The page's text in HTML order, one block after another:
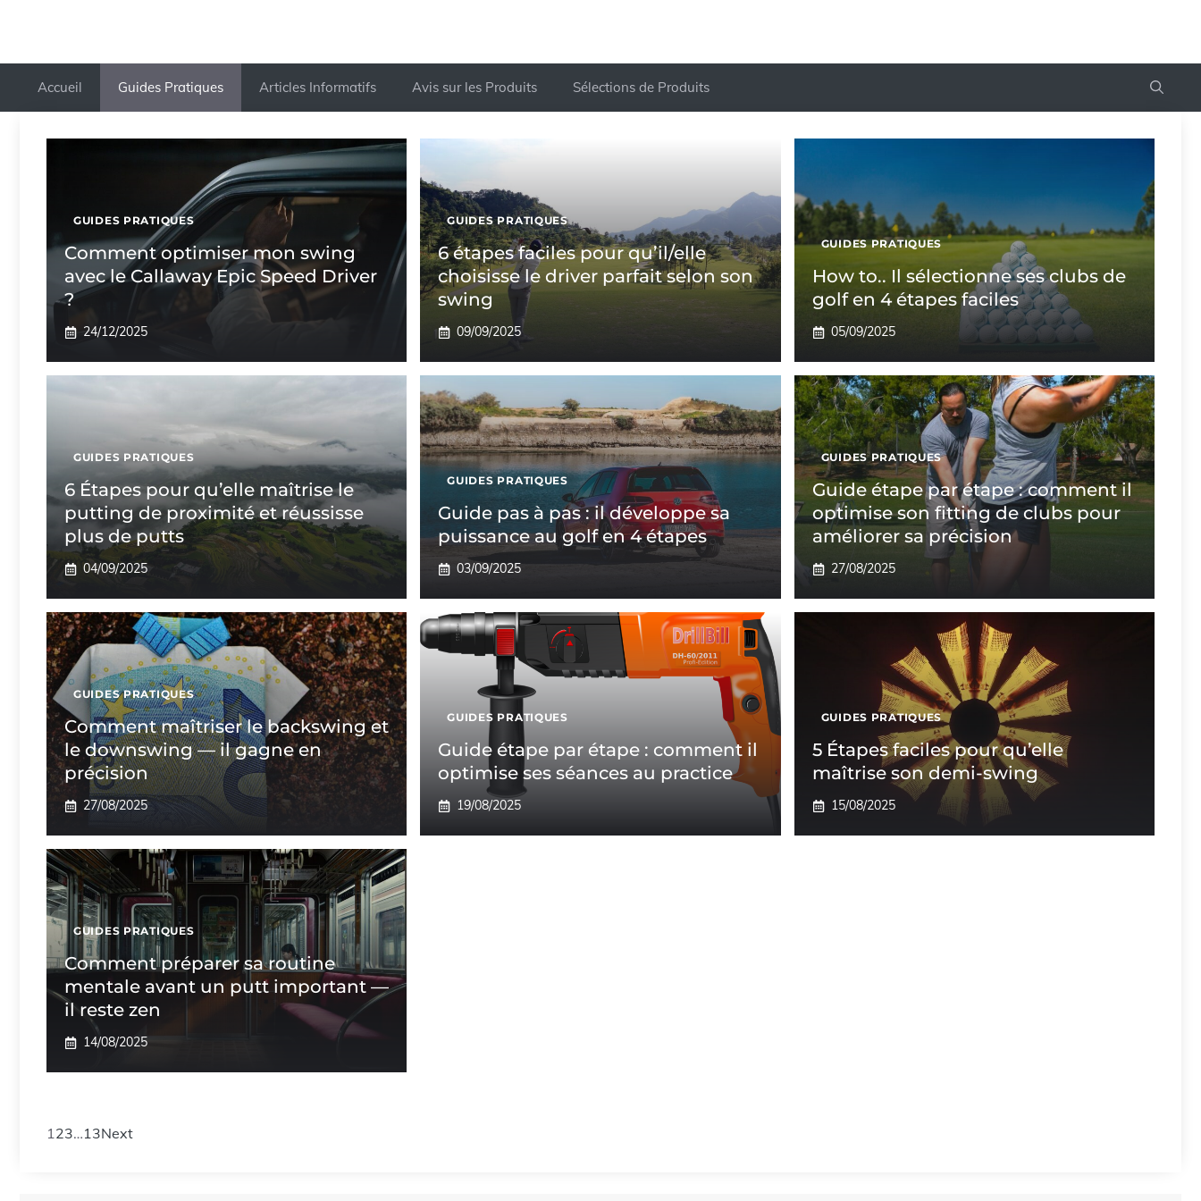
Accueil Guides Pratiques Articles Informatifs Avis sur les Produits Sélections de Produits
GUIDES PRATIQUES
Comment optimiser mon swing
avec le Callaway Epic Speed Driver
?
24/12/2025
GUIDES PRATIQUES
6 étapes faciles pour qu’il/elle
choisisse le driver parfait selon son
swing
09/09/2025
GUIDES PRATIQUES
How to.. Il sélectionne ses clubs de
golf en 4 étapes faciles
05/09/2025
GUIDES PRATIQUES
6 Étapes pour qu’elle maîtrise le
putting de proximité et réussisse
plus de putts
04/09/2025
GUIDES PRATIQUES
Guide pas à pas : il développe sa
puissance au golf en 4 étapes
03/09/2025
GUIDES PRATIQUES
Guide étape par étape : comment il
optimise son fitting de clubs pour
améliorer sa précision
27/08/2025
GUIDES PRATIQUES
Comment maîtriser le backswing et
le downswing — il gagne en
précision
27/08/2025
GUIDES PRATIQUES
Guide étape par étape : comment il
optimise ses séances au practice
19/08/2025
GUIDES PRATIQUES
5 Étapes faciles pour qu’elle
maîtrise son demi-swing
15/08/2025
GUIDES PRATIQUES
Comment préparer sa routine
mentale avant un putt important —
il reste zen
14/08/2025
123…13Next